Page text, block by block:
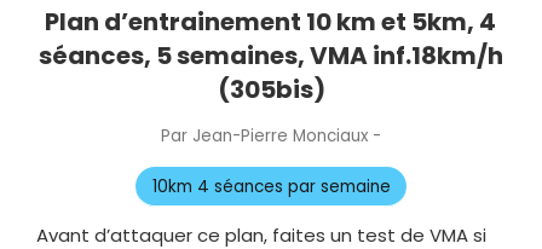
Plan d’entrainement 10 km et 5km, 4
séances, 5 semaines, VMA inf.18km/h
(305bis)
Par Jean-Pierre Monciaux -
le
10km 4 séances par semaine
Avant d’attaquer ce plan, faites un test de VMA si